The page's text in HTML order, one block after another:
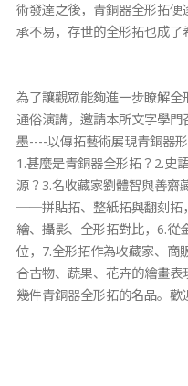
術發達之後，青銅器全形拓
承不易，存世的全形拓也成了
為了讓觀眾能夠進一步瞭解
通俗演講，邀請本所文字學
墨----以傳拓藝術展現青銅器
1.甚麼是青銅器全形拓？2.史
源？3.名收藏家劉體智與善齋
──拼貼拓、整紙拓與翻刻拓
繪、攝影、全形拓對比，6.從
位，7.全形拓作為收藏家、
合古物、蔬果、花卉的繪畫
幾件青銅器全形拓的名品。歡